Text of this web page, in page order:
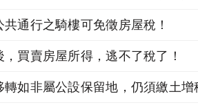
通行之騎樓可免徵房屋稅！
買賣房屋所得，逃不了稅了！
轉如非屬公設保留地，仍須繳土增